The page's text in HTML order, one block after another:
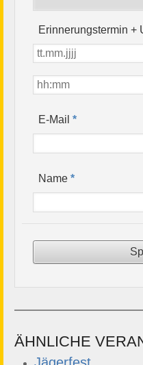
Erinnerungstermin +
E-Mail*
Name*
ÄHNLICHE